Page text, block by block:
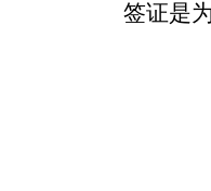
签证是